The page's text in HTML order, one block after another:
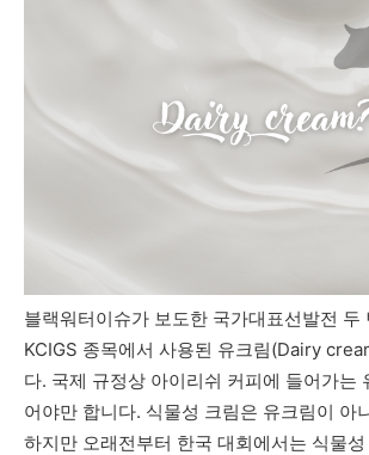
블랙워터이슈가 보도한 국가대표선발전 두
KCIGS 종목에서 사용된 유크림(Dairy
다. 국제 규정상 아이리쉬 커피에 들어가는
어야만 합니다. 식물성 크림은 유크림이 아
하지만 오래전부터 한국 대회에서는 식물